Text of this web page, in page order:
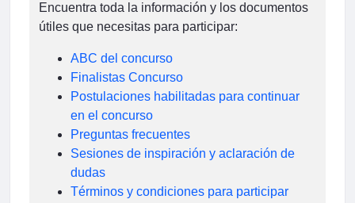
Encuentra toda la información y los documentos
útiles que necesitas para participar:
ABC del concurso
Finalistas Concurso
Postulaciones habilitadas para continuar
en el concurso
Preguntas frecuentes
Sesiones de inspiración y aclaración de
dudas
Términos y condiciones para participar